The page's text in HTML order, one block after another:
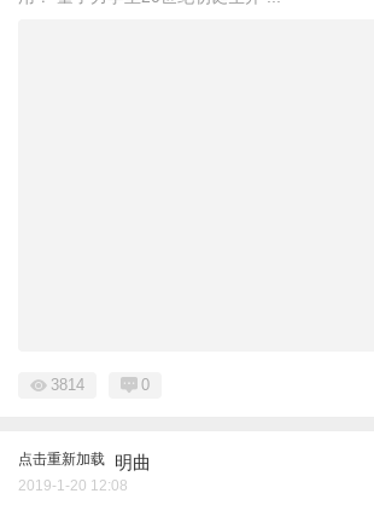
3814 0
点击重新加载 明曲
2019-1-20 12:08